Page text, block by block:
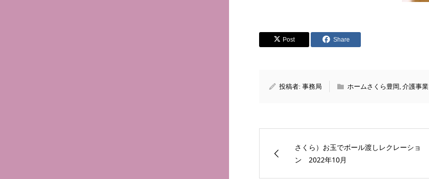
Post Share
投稿者: 事務局 ホームさくら豊岡, 介護事業
さくら）お玉でボール渡しレクレーショ
ン 2022年10月